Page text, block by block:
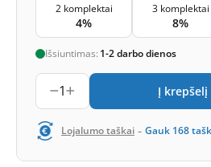
2 komplektai
4%
3 komplektai
8%
Išsiuntimas: 1-2 darbo dienos
1 Į krepšelį
Lojalumo taškai - Gauk 168